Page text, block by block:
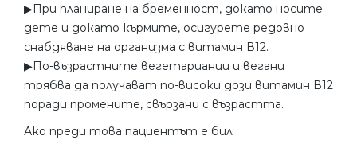
▶︎При планиране на бременност, докато носите
дете и докато кърмите, осигурете редовно
снабдяване на организма с витамин В12.
▶︎По-възрастните вегетарианци и вегани
трябва да получават по-високи дози витамин В12
поради промените, свързани с възрастта.
Ако преди това пациентът е бил